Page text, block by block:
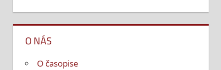
O NÁS
O časopise